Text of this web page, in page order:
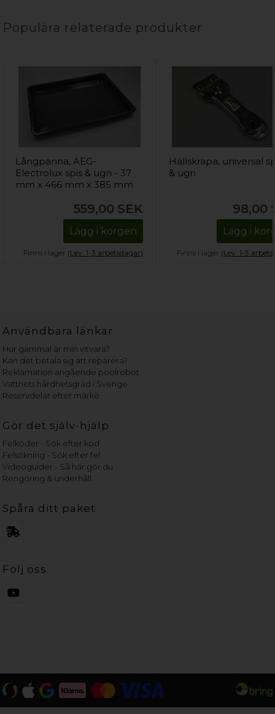
Populära relaterade produkter
Långpanna, AEG-
Electrolux spis & ugn - 37
mm x 466 mm x 385 mm
559,00 SEK
Lägg i korgen
Finns i lager (Lev. 1-3 arbetsdagar)
Hällskrapa, universal
& ugn
98,00
Lägg i
Finns i lager (Lev. 1-3
Användbara länkar
Hur gammal är min vitvara?
Kan det betala sig att reparera?
Reklamation angående poolrobot
Vattnets hårdhetsgrad i Sverige
Reservdelar efter märke
Gör det själv-hjälp
Felkoder - Sök efter kod
Felsökning - Sök efter fel
Videoguider - Så här gör du
Rengöring & underhåll
Spåra ditt paket
Följ oss